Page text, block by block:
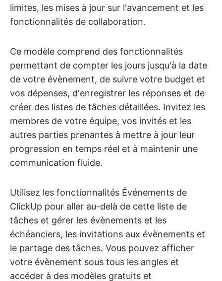
limites, les mises à jour sur l'avancement et les
fonctionnalités de collaboration.
Ce modèle comprend des fonctionnalités
permettant de compter les jours jusqu'à la date
de votre évènement, de suivre votre budget et
vos dépenses, d'enregistrer les réponses et de
créer des listes de tâches détaillées. Invitez les
membres de votre équipe, vos invités et les
autres parties prenantes à mettre à jour leur
progression en temps réel et à maintenir une
communication fluide.
Utilisez les fonctionnalités Événements de
ClickUp pour aller au-delà de cette liste de
tâches et gérer les évènements et les
échéanciers, les invitations aux évènements et
le partage des tâches. Vous pouvez afficher
votre évènement sous tous les angles et
accéder à des modèles gratuits et